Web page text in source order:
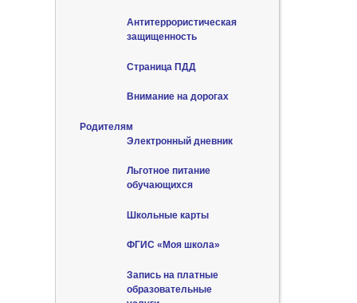
Антитеррористическая
защищенность
Страница ПДД
Внимание на дорогах
Родителям
Электронный дневник
Льготное питание
обучающихся
Школьные карты
ФГИС «Моя школа»
Запись на платные
образовательные